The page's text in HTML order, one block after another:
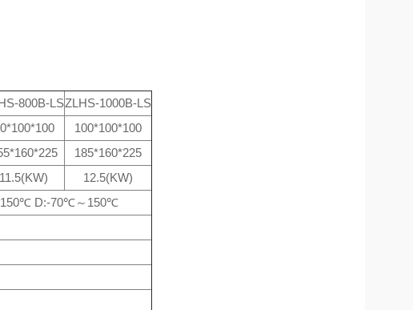
800B-LSZLHS-1000B-LS
100*100*100
185*160*225
11.5(KW) 12.5(KW)
D:-70℃～150℃